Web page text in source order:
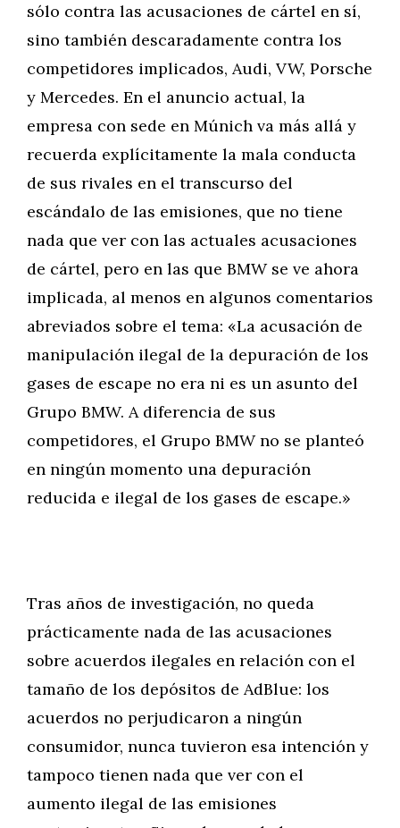
sólo contra las acusaciones de cártel en sí,
sino también descaradamente contra los
competidores implicados, Audi, VW, Porsche
y Mercedes. En el anuncio actual, la
empresa con sede en Múnich va más allá y
recuerda explícitamente la mala conducta
de sus rivales en el transcurso del
escándalo de las emisiones, que no tiene
nada que ver con las actuales acusaciones
de cártel, pero en las que BMW se ve ahora
implicada, al menos en algunos comentarios
abreviados sobre el tema: «La acusación de
manipulación ilegal de la depuración de los
gases de escape no era ni es un asunto del
Grupo BMW. A diferencia de sus
competidores, el Grupo BMW no se planteó
en ningún momento una depuración
reducida e ilegal de los gases de escape.»
Tras años de investigación, no queda
prácticamente nada de las acusaciones
sobre acuerdos ilegales en relación con el
tamaño de los depósitos de AdBlue: los
acuerdos no perjudicaron a ningún
consumidor, nunca tuvieron esa intención y
tampoco tienen nada que ver con el
aumento ilegal de las emisiones